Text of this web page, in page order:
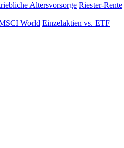
Altersvorsorge Riester-Rente
World Einzelaktien vs. ETF